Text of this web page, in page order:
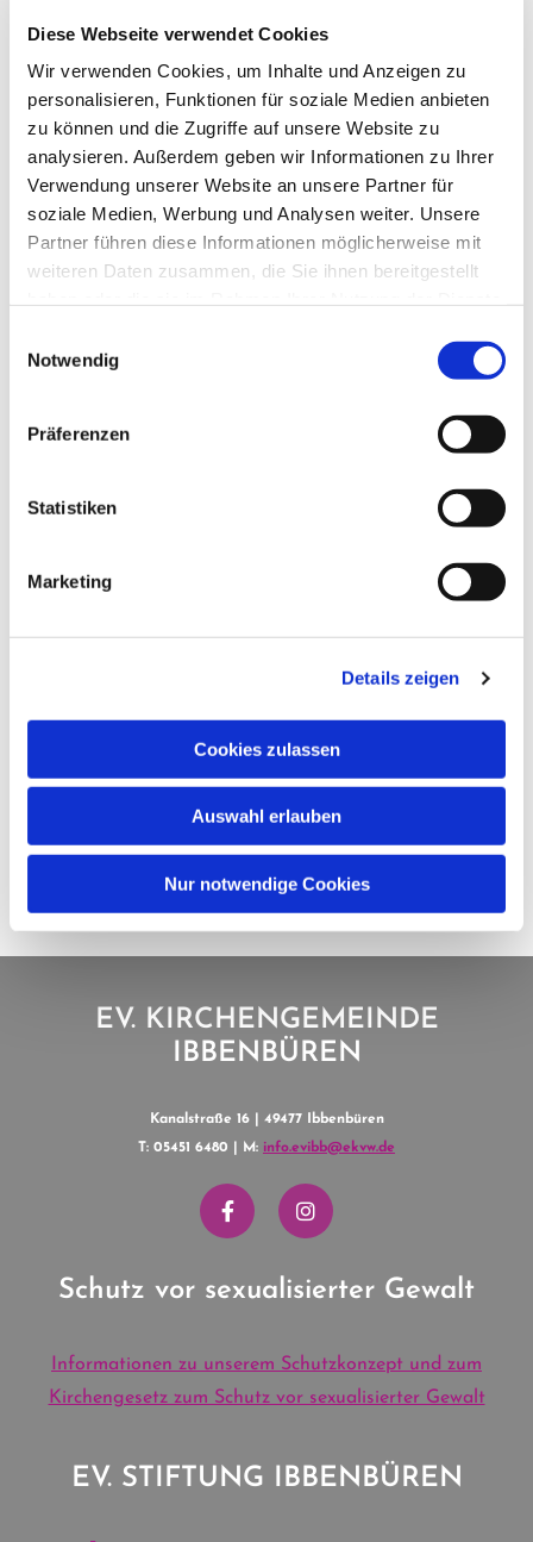
Diese Webseite verwendet Cookies
Wir verwenden Cookies, um Inhalte und Anzeigen zu
personalisieren, Funktionen für soziale Medien anbieten
zu können und die Zugriffe auf unsere Website zu
analysieren. Außerdem geben wir Informationen zu Ihrer
Verwendung unserer Website an unsere Partner für
soziale Medien, Werbung und Analysen weiter. Unsere
Partner führen diese Informationen möglicherweise mit
weiteren Daten zusammen, die Sie ihnen bereitgestellt
Notwendig
Präferenzen
Statistiken
Marketing
Details zeigen
Cookies zulassen
Auswahl erlauben
Nur notwendige Cookies
Dies könnte Sie auch
interessieren
EV. KIRCHENGEMEINDE
IBBENBÜREN
Kanalstraße 16 | 49477 Ibbenbüren
T: 05451 6480 | M: info.evibb@ekvw.de
Schutz vor sexualisierter Gewalt
Informationen zu unserem Schutzkonzept und zum
Kirchengesetz zum Schutz vor sexualisierter Gewalt
EV. STIFTUNG IBBENBÜREN